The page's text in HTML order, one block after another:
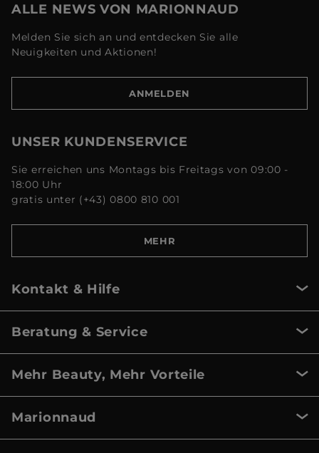
ALLE NEWS VON MARIONNAUD
Melden Sie sich an und entdecken Sie alle
Neuigkeiten und Aktionen!
ANMELDEN
UNSER KUNDENSERVICE
Sie erreichen uns Montags bis Freitags von 09:00 -
18:00 Uhr
gratis unter (+43) 0800 810 001
MEHR
Kontakt & Hilfe
Beratung & Service
Mehr Beauty, Mehr Vorteile
Marionnaud